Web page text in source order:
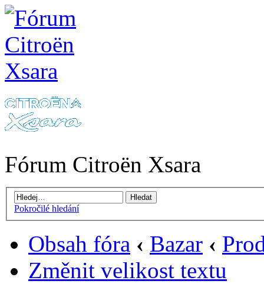
Fórum Citroën Xsara
Pokročilé hledání
Obsah fóra ‹ Bazar ‹
Změnit velikost textu